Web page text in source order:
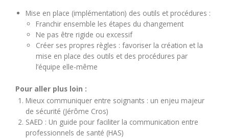
Mise en place (implémentation) des outils et procédures :
Franchir ensemble les étapes du changement
Ne pas être rigide ou excessif
Créer ses propres règles : favoriser la création et la
mise en place des outils et des procédures par
l’équipe elle-même
Pour aller plus loin :
Mieux communiquer entre soignants : un enjeu majeur
de sécurité (Jérôme Cros)
SAED : Un guide pour faciliter la communication entre
professionnels de santé (HAS)